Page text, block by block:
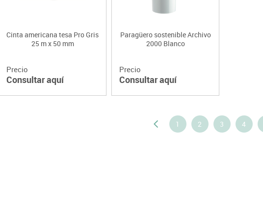
Cinta americana tesa Pro Gris
25 m x 50 mm
Precio
Consultar aquí
Paragüero sostenible Archivo
2000 Blanco
Precio
Consultar aquí
1 2 3 4